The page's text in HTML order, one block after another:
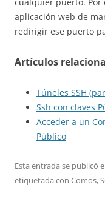
aplicación web de
redirigir ese puerto
Artículos
Túneles SSH
Ssh con claves
Acceder a un
Público
Esta entrada se publicó
etiquetada con Comos,